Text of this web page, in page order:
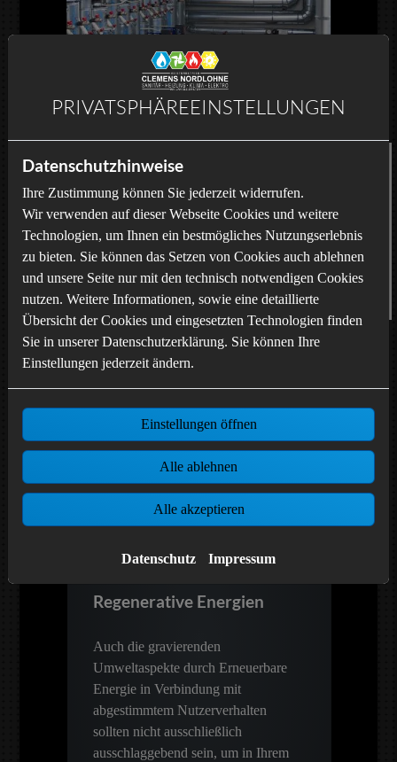
Heizsysteme
Heizen mit Deckenheizstrahlplatten
ist die moderne Lösung der
energieeffizienten
Wärmebereitstellung in Lagerhallen,
Großraumbüros und
Produktionsstätten.
Weiterlesen
Regenerative Energien
Auch die gravierenden
Umweltaspekte durch Erneuerbare
Energie in Verbindung mit
abgestimmtem Nutzerverhalten
sollten nicht ausschließlich
ausschlaggebend sein, um in Ihrem
PRIVATSPHÄRE­EINSTELLUNGEN
Datenschutzhinweise
Ihre Zustimmung können Sie jederzeit widerrufen.
Wir verwenden auf dieser Webseite Cookies und weitere
Technologien, um Ihnen ein bestmögliches Nutzungserlebnis
zu bieten. Sie können das Setzen von Cookies auch ablehnen
und unsere Seite nur mit den technisch notwendigen Cookies
nutzen. Weitere Informationen, sowie eine detaillierte
Übersicht der Cookies und eingesetzten Technologien finden
Sie in unserer Datenschutzerklärung. Sie können Ihre
Einstellungen jederzeit ändern.
Einstellungen öffnen
Alle ablehnen
Alle akzeptieren
Datenschutz Impressum